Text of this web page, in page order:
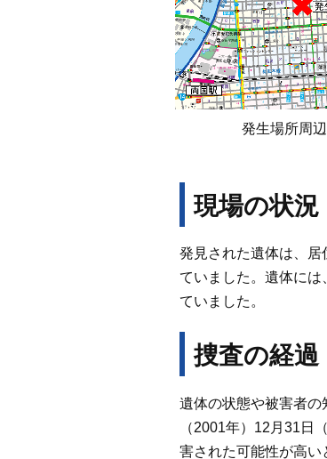
発生場所周
現場の状況
発見された遺体は、
ていました。遺体には
ていました。
捜査の経過
遺体の状態や被害者
（2001年）12月31日
害された可能性が高